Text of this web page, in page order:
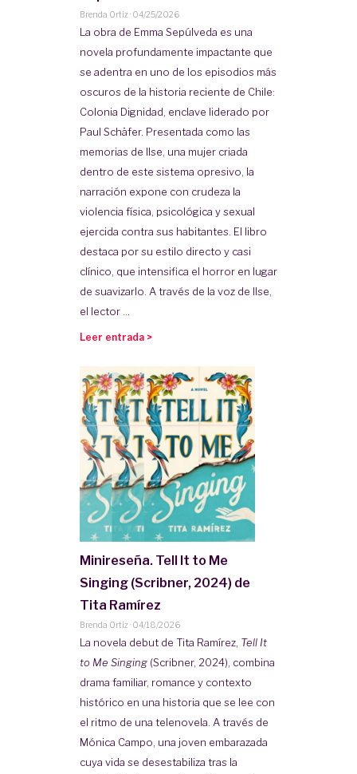
Brenda Ortiz · 04/25/2026
La obra de Emma Sepúlveda es una
novela profundamente impactante que
se adentra en uno de los episodios más
oscuros de la historia reciente de Chile:
Colonia Dignidad, enclave liderado por
Paul Schäfer. Presentada como las
memorias de Ilse, una mujer criada
dentro de este sistema opresivo, la
narración expone con crudeza la
violencia física, psicológica y sexual
ejercida contra sus habitantes. El libro
destaca por su estilo directo y casi
clínico, que intensifica el horror en lugar
de suavizarlo. A través de la voz de Ilse,
el lector ...
Leer entrada >
Minireseña. Tell It to Me
Singing (Scribner, 2024) de
Tita Ramírez
Brenda Ortiz · 04/18/2026
La novela debut de Tita Ramírez, Tell It
to Me Singing(Scribner, 2024), combina
drama familiar, romance y contexto
histórico en una historia que se lee con
el ritmo de una telenovela. A través de
Mónica Campo, una joven embarazada
cuya vida se desestabiliza tras la